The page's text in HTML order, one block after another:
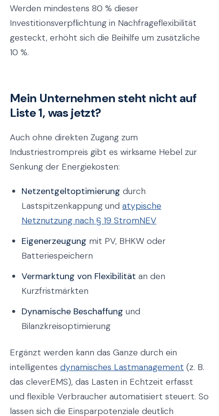
Werden mindestens 80 % dieser
Investitionsverpflichtung in Nachfrageflexibilität
gesteckt, erhöht sich die Beihilfe um zusätzliche
10 %.
Mein Unternehmen steht nicht auf
Liste 1, was jetzt?
Auch ohne direkten Zugang zum
Industriestrompreis gibt es wirksame Hebel zur
Senkung der Energiekosten:
Netzentgeltoptimierung durch
Lastspitzenkappung und atypische
Netznutzung nach § 19 StromNEV
Eigenerzeugung mit PV, BHKW oder
Batteriespeichern
Vermarktung von Flexibilität an den
Kurzfristmärkten
Dynamische Beschaffung und
Bilanzkreisoptimierung
Ergänzt werden kann das Ganze durch ein
intelligentes dynamisches Lastmanagement (z. B.
das cleverEMS), das Lasten in Echtzeit erfasst
und flexible Verbraucher automatisiert steuert. So
lassen sich die Einsparpotenziale deutlich